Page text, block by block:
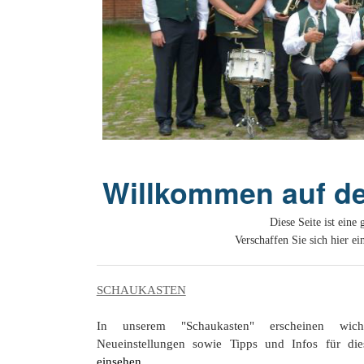
20
Willkommen auf
Diese Seite ist eine
Verschaffen Sie sich hier
SCHAUKASTEN
In unserem "Schaukasten" erscheinen
Neueinstellungen sowie Tipps und Infos für